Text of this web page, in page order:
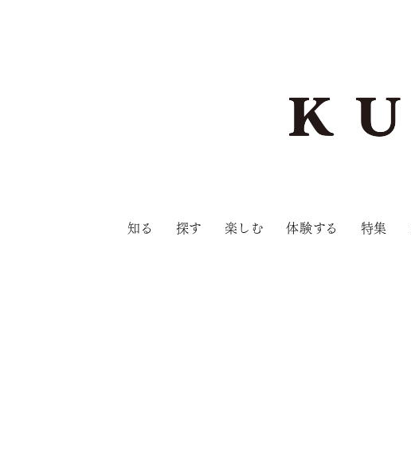
知る 探す 楽しむ 体験する 特集